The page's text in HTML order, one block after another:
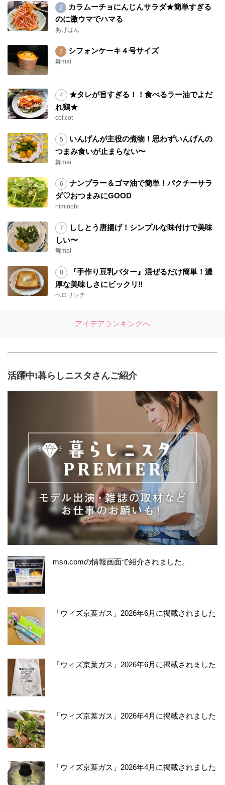
カラムーチョにんじんサラダ★簡単すぎる
のに激ウマでハマる
あげぱん
シフォンケーキ４号サイズ
舞mai
★タレが旨すぎる！！食べるラー油でよだ
れ鶏★
cot.cot
いんげんが主役の煮物！思わずいんげんの
つまみ食いが止まらない〜
舞mai
ナンプラー＆ゴマ油で簡単！パクチーサラ
ダ♡おつまみにGOOD
himinobi
ししとう唐揚げ！シンプルな味付けで美味
しい〜
舞mai
『手作り豆乳バター』混ぜるだけ簡単！濃
厚な美味しさにビックリ‼︎
ベロリッチ
アイデアランキングへ
活躍中!暮らしニスタさんご紹介
msn.comの情報画面で紹介されました。
「ウィズ京葉ガス」2026年6月に掲載されました
「ウィズ京葉ガス」2026年6月に掲載されました
「ウィズ京葉ガス」2026年4月に掲載されました
「ウィズ京葉ガス」2026年4月に掲載されました